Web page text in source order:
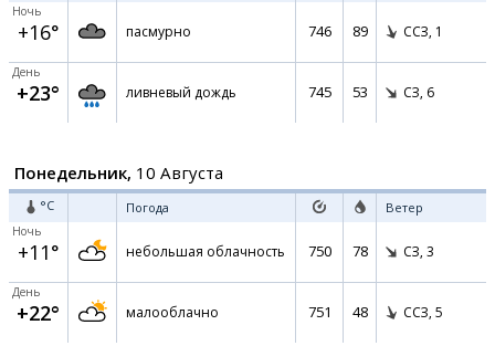
Ночь
+16° пасмурно 746 89 ССЗ, 1
День
+23° ливневый дождь 745 53 СЗ, 6
Понедельник, 10 Августа
°C Погода Ветер
Ночь
+11° небольшая облачность 750 78 СЗ, 3
День
+22° малооблачно 751 48 ССЗ, 5